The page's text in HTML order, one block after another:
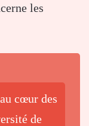
les
cœur des
de